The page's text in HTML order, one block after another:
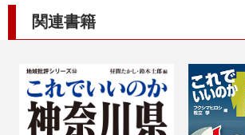
関連書籍